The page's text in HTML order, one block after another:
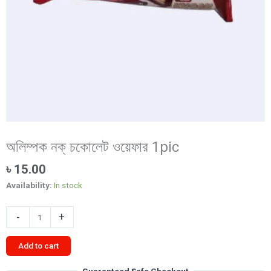
অলিম্পক নক্ চকোলেট ওয়েফার 1pic
৳ 15.00
Availability: In stock
-
নক্
চকোলেট
ওয়েফার
+
Add to cart